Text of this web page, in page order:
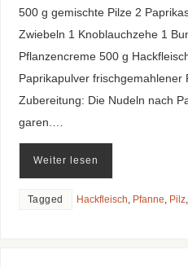
500 g gemischte Pilze 2
Zwiebeln 1 Knoblauchzehe 1
Pflanzencreme 500 g
Paprikapulver frischgemahlener
Zubereitung: Die Nudeln nach
garen.…
Weiter lesen
Tagged Hackfleisch, Pfanne, Pilz,